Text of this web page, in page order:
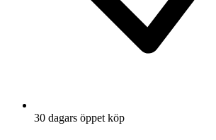
30 dagars öppet köp